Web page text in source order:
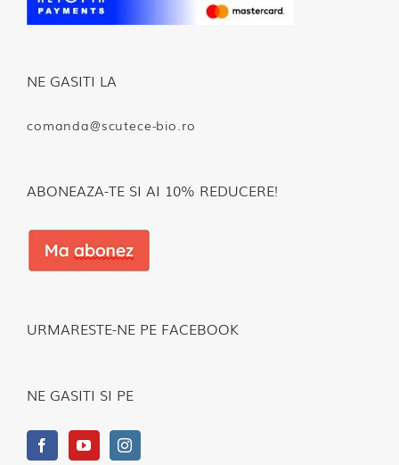
NE GASITI LA
comanda@scutece-bio.ro
ABONEAZA-TE SI AI 10% REDUCERE!
URMARESTE-NE PE FACEBOOK
NE GASITI SI PE